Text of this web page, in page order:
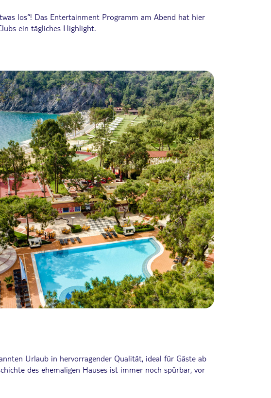
los“! Das Entertainment Programm am Abend hat hier
ein tägliches Highlight.
Urlaub in hervorragender Qualität, ideal für Gäste ab
des ehemaligen Hauses ist immer noch spürbar, vor